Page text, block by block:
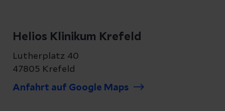
Helios Klinikum Krefeld
Lutherplatz 40
47805 Krefeld
Anfahrt auf Google Maps